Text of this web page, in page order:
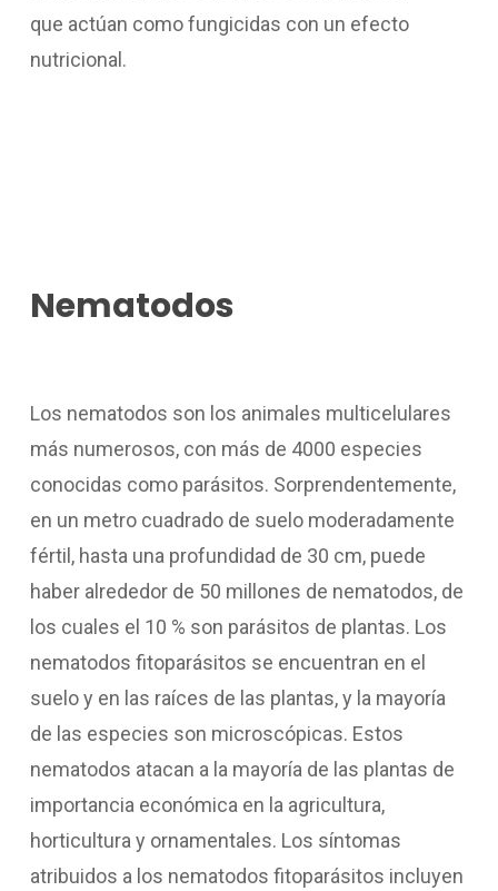
que actúan como fungicidas con un efecto
nutricional.
Nematodos
Los nematodos son los animales multicelulares
más numerosos, con más de 4000 especies
conocidas como parásitos. Sorprendentemente,
en un metro cuadrado de suelo moderadamente
fértil, hasta una profundidad de 30 cm, puede
haber alrededor de 50 millones de nematodos, de
los cuales el 10 % son parásitos de plantas. Los
nematodos fitoparásitos se encuentran en el
suelo y en las raíces de las plantas, y la mayoría
de las especies son microscópicas. Estos
nematodos atacan a la mayoría de las plantas de
importancia económica en la agricultura,
horticultura y ornamentales. Los síntomas
atribuidos a los nematodos fitoparásitos incluyen